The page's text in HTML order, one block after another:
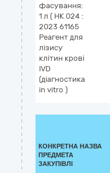
фасування:
1 л ( НК 024 :
2023 61165
Реагент для
лізису
клітин крові
IVD
(діагностика
in vitro )
КОНКРЕТНА НАЗВА
ПРЕДМЕТА
ЗАКУПІВЛІ